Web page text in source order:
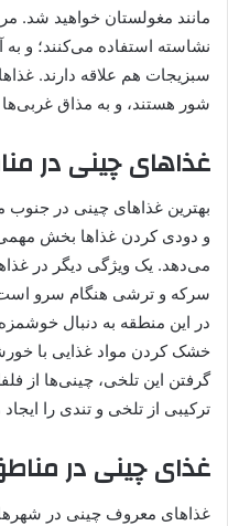
مانند مغولستان خواهید شد.
نشاسته استفاده می‌کنند؛ و به
سبزیجات هم علاقه دارند.
شور هستند، و به مذاق
غذاهای چینی در
بهترین غذاهای چینی در جنوب
و دودی کردن غذاها بخش
می‌دهد. یک ویژگی دیگر در
سرکه و ترشی هنگام سرو است.
در این منطقه به دنبال
خشک کردن مواد غذایی با
گرفتن این تلخی، چینی‌ها از
ترکیبی از تلخی و تندی را
غذای چینی در
غذاهای معروف چینی در